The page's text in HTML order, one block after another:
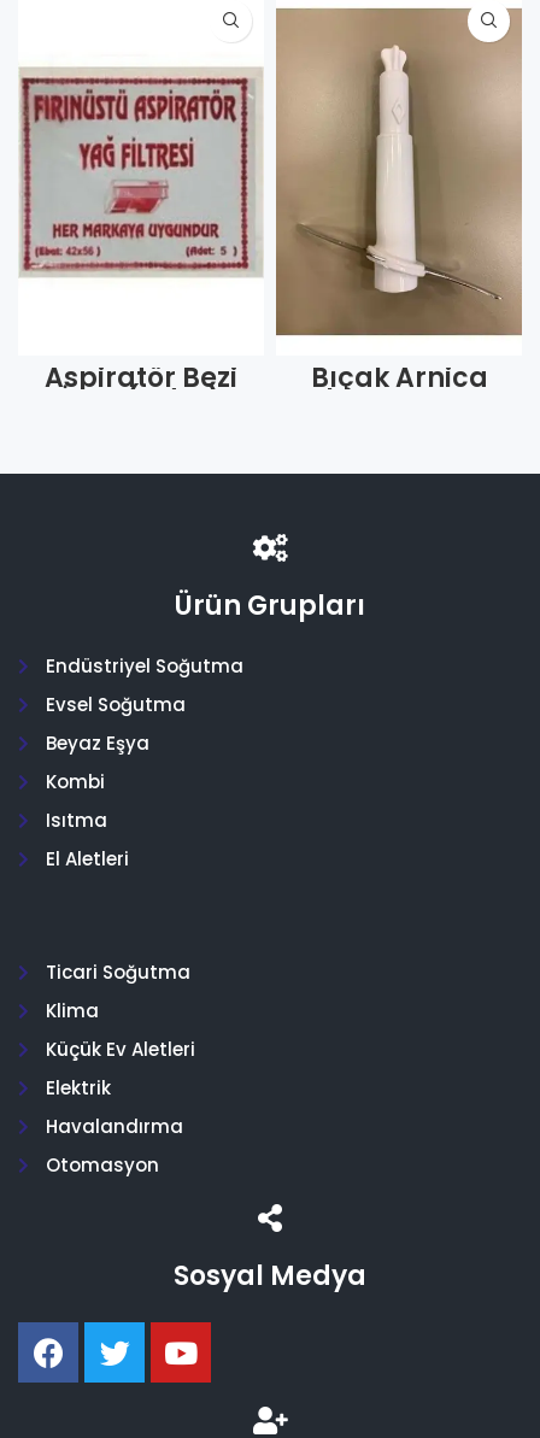
Aspiratör Bezi
İnce (Adet)
Bıçak Arnica
Shogun Uzun
Ürün Grupları
Endüstriyel Soğutma
Evsel Soğutma
Beyaz Eşya
Kombi
Isıtma
El Aletleri
Ticari Soğutma
Klima
Küçük Ev Aletleri
Elektrik
Havalandırma
Otomasyon
Sosyal Medya